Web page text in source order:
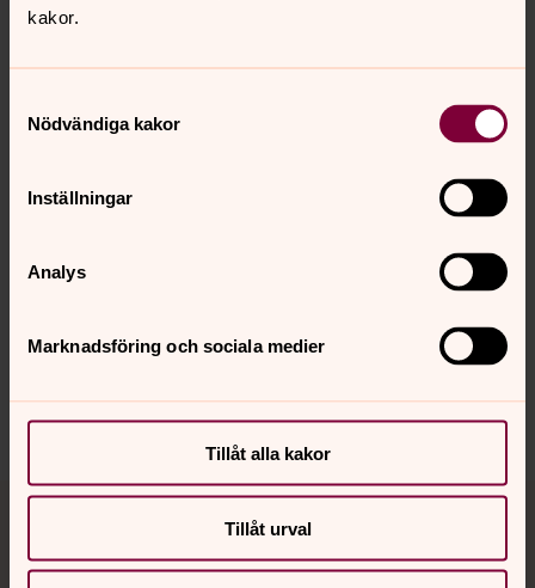
kakor.
Nödvändiga kakor
Inställningar
Analys
Marknadsföring och sociala medier
Tillåt alla kakor
Tillåt urval
Kostnaden för boken är 200,- NOK eller valfritt högre
till
Senast ändrad 17 februari 2026
innehåll?
Dela
Tillbaka till toppen
Tillbaka till innehållet